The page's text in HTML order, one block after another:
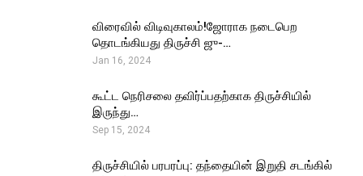
விரைவில் விடிவுகாலம்!ஜோராக நடைபெற
தொடங்கியது திருச்சி ஜு-…
Jan 16, 2024
கூட்ட நெரிசலை தவிர்ப்பதற்காக திருச்சியில்
இருந்து…
Sep 15, 2024
திருச்சியில் பரபரப்பு: தந்தையின் இறுதி சடங்கில்